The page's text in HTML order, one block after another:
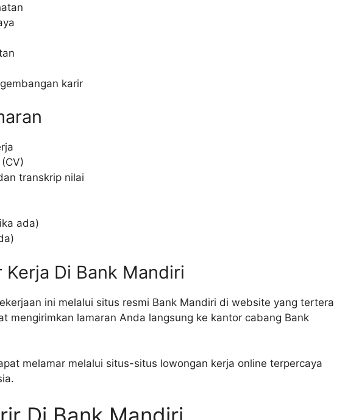
karir
transkrip nilai
ada)
Kerja Di Bank Mandiri
ini melalui situs resmi Bank Mandiri di website yang tertera
mengirimkan lamaran Anda langsung ke kantor cabang Bank
melamar melalui situs-situs lowongan kerja online terpercaya
Di Bank Mandiri